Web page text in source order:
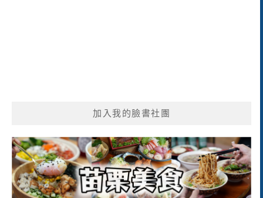
加入我的臉書社團